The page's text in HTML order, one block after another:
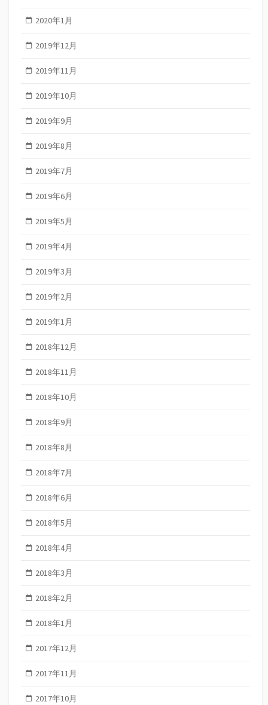
2020年1月
2019年12月
2019年11月
2019年10月
2019年9月
2019年8月
2019年7月
2019年6月
2019年5月
2019年4月
2019年3月
2019年2月
2019年1月
2018年12月
2018年11月
2018年10月
2018年9月
2018年8月
2018年7月
2018年6月
2018年5月
2018年4月
2018年3月
2018年2月
2018年1月
2017年12月
2017年11月
2017年10月